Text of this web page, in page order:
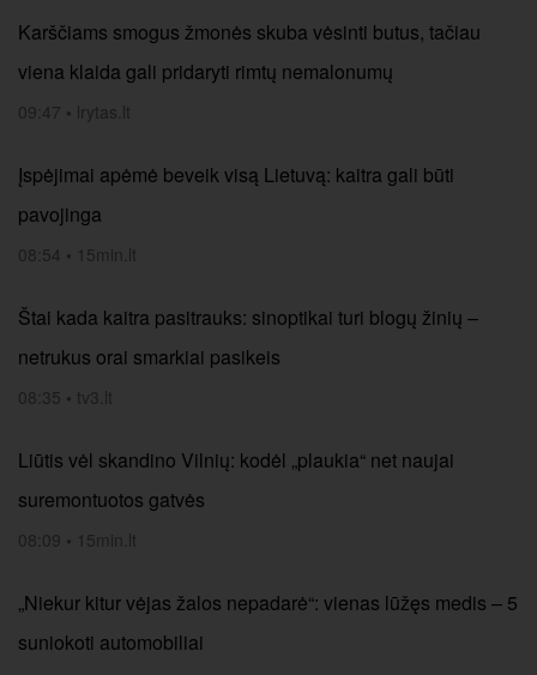
Karščiams smogus žmonės skuba vėsinti butus, tačiau
viena klaida gali pridaryti rimtų nemalonumų
09:47 • lrytas.lt
Įspėjimai apėmė beveik visą Lietuvą: kaitra gali būti
pavojinga
08:54 • 15min.lt
Štai kada kaitra pasitrauks: sinoptikai turi blogų žinių –
netrukus orai smarkiai pasikeis
08:35 • tv3.lt
Liūtis vėl skandino Vilnių: kodėl „plaukia“ net naujai
suremontuotos gatvės
08:09 • 15min.lt
„Niekur kitur vėjas žalos nepadarė“: vienas lūžęs medis – 5
suniokoti automobiliai